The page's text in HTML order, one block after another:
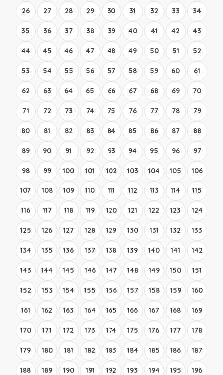
26 27 28 29 30 31 32 33 34
35 36 37 38 39 40 41 42 43
44 45 46 47 48 49 50 51 52
53 54 55 56 57 58 59 60 61
62 63 64 65 66 67 68 69 70
71 72 73 74 75 76 77 78 79
80 81 82 83 84 85 86 87 88
89 90 91 92 93 94 95 96 97
98 99 100 101 102 103 104 105 106
107 108 109 110 111 112 113 114 115
116 117 118 119 120 121 122 123 124
125 126 127 128 129 130 131 132 133
134 135 136 137 138 139 140 141 142
143 144 145 146 147 148 149 150 151
152 153 154 155 156 157 158 159 160
161 162 163 164 165 166 167 168 169
170 171 172 173 174 175 176 177 178
179 180 181 182 183 184 185 186 187
188 189 190 191 192 193 194 195 196